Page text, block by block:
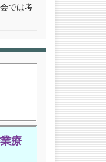
では考
療